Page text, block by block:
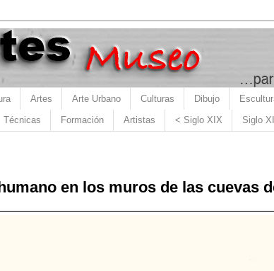
Artes Arte Urbano Culturas Dibujo
Técnicas Formación Artistas < Siglo XIX Siglo
en los muros de las cuevas